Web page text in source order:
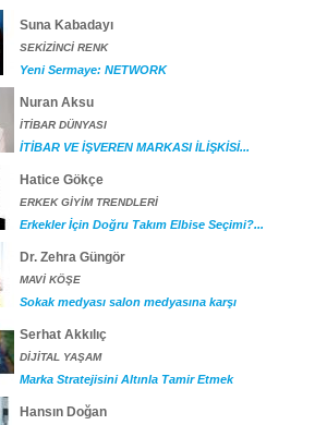
Suna Kabadayı
SEKİZİNCİ RENK
Yeni Sermaye: NETWORK
Nuran Aksu
İTİBAR DÜNYASI
İTİBAR VE İŞVEREN MARKASI İLİŞKİSİ...
Hatice Gökçe
ERKEK GİYİM TRENDLERİ
Erkekler İçin Doğru Takım Elbise Seçimi?...
Dr. Zehra Güngör
MAVİ KÖŞE
Sokak medyası salon medyasına karşı
Serhat Akkılıç
DİJİTAL YAŞAM
Marka Stratejisini Altınla Tamir Etmek
Hansın Doğan